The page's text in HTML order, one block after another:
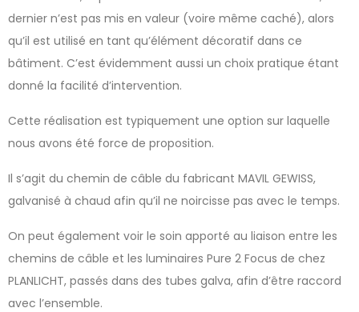
dernier n’est pas mis en valeur (voire même caché), alors
qu’il est utilisé en tant qu’élément décoratif dans ce
bâtiment. C’est évidemment aussi un choix pratique étant
donné la facilité d’intervention.
Cette réalisation est typiquement une option sur laquelle
nous avons été force de proposition.
Il s’agit du chemin de câble du fabricant MAVIL GEWISS,
galvanisé à chaud afin qu’il ne noircisse pas avec le temps.
On peut également voir le soin apporté au liaison entre les
chemins de câble et les luminaires Pure 2 Focus de chez
PLANLICHT, passés dans des tubes galva, afin d’être raccord
avec l’ensemble.